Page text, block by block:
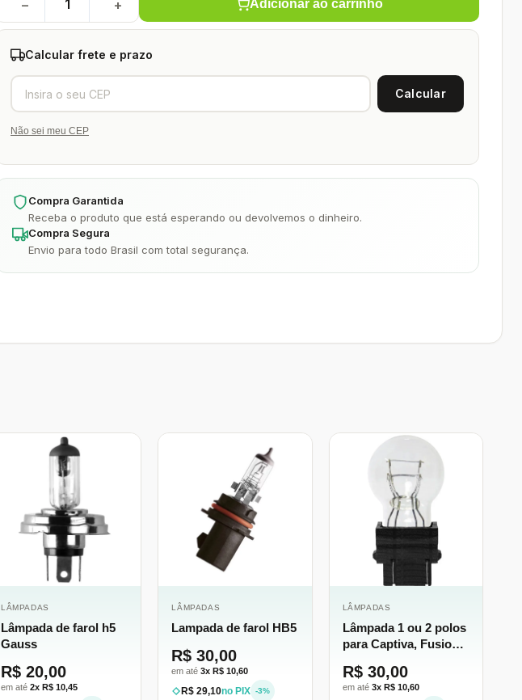
− + Adicionar ao carrinho
Calcular frete e prazo
Não sei meu CEP
Compra Garantida
Receba o produto que está esperando ou devolvemos o dinheiro.
Compra Segura
Envio para todo Brasil com total segurança.
LÂMPADAS
Lâmpada de farol h5
Gauss
R$ 20,00
em até 2x R$ 10,45
LÂMPADAS
Lampada de farol HB5
R$ 30,00
em até3x R$ 10,60
R$ 29,10no PIX -3%
LÂMPADAS
Lâmpada 1 ou 2 polos
para Captiva, Fusion,
R$ 30,00
em até 3x R$ 10,60